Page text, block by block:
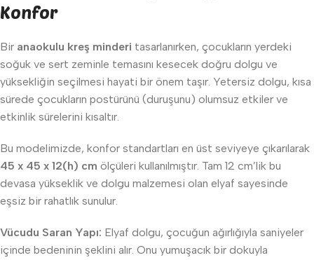
Konfor
Bir anaokulu kreş minderi tasarlanırken, çocukların yerdeki
soğuk ve sert zeminle temasını kesecek doğru dolgu ve
yüksekliğin seçilmesi hayati bir önem taşır. Yetersiz dolgu, kısa
sürede çocukların postürünü (duruşunu) olumsuz etkiler ve
etkinlik sürelerini kısaltır.
Bu modelimizde, konfor standartları en üst seviyeye çıkarılarak
45 x 45 x 12(h) cm ölçüleri kullanılmıştır. Tam 12 cm’lik bu
devasa yükseklik ve dolgu malzemesi olan elyaf sayesinde
eşsiz bir rahatlık sunulur.
Vücudu Saran Yapı: Elyaf dolgu, çocuğun ağırlığıyla saniyeler
içinde bedeninin şeklini alır. Onu yumuşacık bir dokuyla